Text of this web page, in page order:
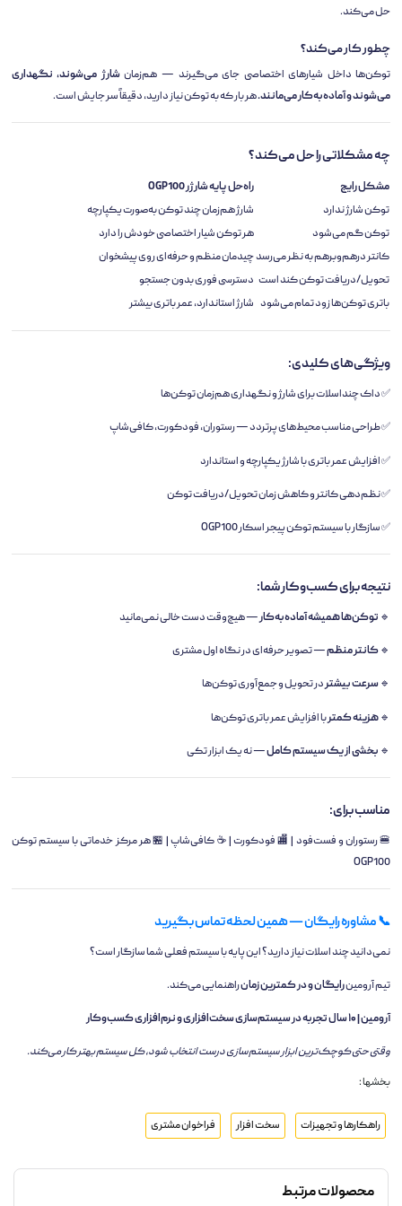
حل می‌کند.
چطور کار می‌کند؟
توکن‌ها داخل شیارهای اختصاصی جای می‌گیرند — هم‌زمانشارژ می‌شوند، نگهداری
می‌شوند و آماده‌به‌کار می‌مانند.هر بار که به توکن نیاز دارید، دقیقاً سر جایش است.
چه مشکلاتی را حل می‌کند؟
مشکل رایج
راه‌حل پایه شارژر OGP100
توکن شارژ ندارد
شارژ هم‌زمان چند توکن به‌صورت یکپارچه
توکن گم می‌شود
هر توکن شیار اختصاصی خودش را دارد
کانتر درهم‌وبرهم به نظر می‌رسدچیدمان منظم و حرفه‌ای روی پیشخوان
تحویل/دریافت توکن کند است دسترسی فوری بدون جستجو
باتری توکن‌ها زود تمام می‌شود شارژ استاندارد، عمر باتری بیشتر
ویژگی‌های کلیدی:
✅ داک چنداسلات برای شارژ و نگهداری هم‌زمان توکن‌ها
✅ طراحی مناسب محیط‌های پرتردد — رستوران، فودکورت، کافی‌شاپ
✅ افزایش عمر باتری با شارژ یکپارچه و استاندارد
✅ نظم‌دهی کانتر و کاهش زمان تحویل/دریافت توکن
✅ سازگار با سیستم توکن پیجر اسکار OGP100
نتیجه برای کسب‌وکار شما:
🔹 توکن‌ها همیشه آماده‌به‌کار— هیچ‌وقت دست خالی نمی‌مانید
🔹کانتر منظم— تصویر حرفه‌ای در نگاه اول مشتری
🔹سرعت بیشتردر تحویل و جمع‌آوری توکن‌ها
🔹هزینه کمتربا افزایش عمر باتری توکن‌ها
🔹 بخشی از یک سیستم کامل— نه یک ابزار تکی
مناسب برای:
🍔 رستوران و فست‌فود | 🏬 فودکورت | ☕ کافی‌شاپ | 🏪 هر مرکز خدماتی با سیستم توکن
OGP100
📞 مشاوره رایگان — همین لحظه تماس بگیرید
نمی‌دانید چند اسلات نیاز دارید؟ این پایه با سیستم فعلی شما سازگار است؟
تیم آرومینرایگان و در کمترین زمانراهنمایی می‌کند.
آرومین | ۱۰ سال تجربه در سیستم‌سازی سخت‌افزاری و نرم‌افزاری کسب‌وکار
وقتی حتی کوچک‌ترین ابزار سیستم‌سازی درست انتخاب شود، کل سیستم بهتر کار می‌کند.
بخشها :
راهکارها و تجهیزات سخت افزار فراخوان مشتری
محصولات مرتبط